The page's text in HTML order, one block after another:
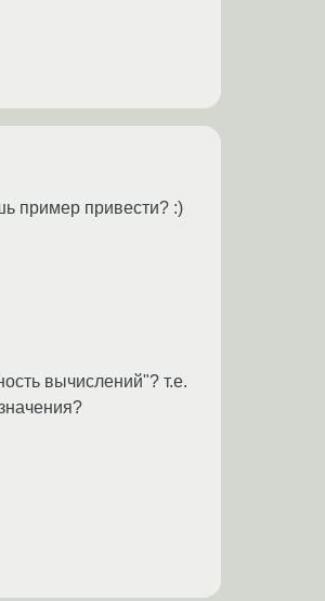
пример привести? :)
вычислений"? т.е.